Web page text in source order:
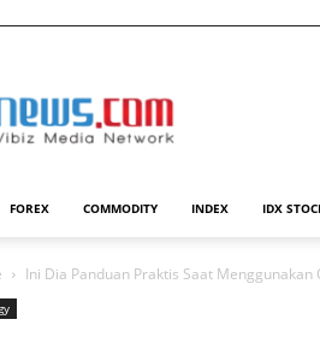
FOREX COMMODITY INDEX IDX
Ini Dia Panduan Praktis Saat Menggunakan